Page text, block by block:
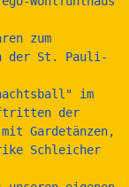
zum
der St. Pauli-
im
der
Gardetänzen,
Schleicher